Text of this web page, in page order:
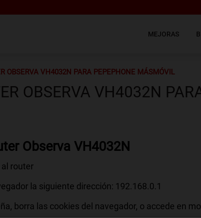
MEJORAS
OBSERVA VH4032N PARA PEPEPHONE MÁSMÓVIL
OBSERVA VH4032N
Observa VH4032N
router
la siguiente dirección: 192.168.0.1
borra las cookies del navegador, o accede en